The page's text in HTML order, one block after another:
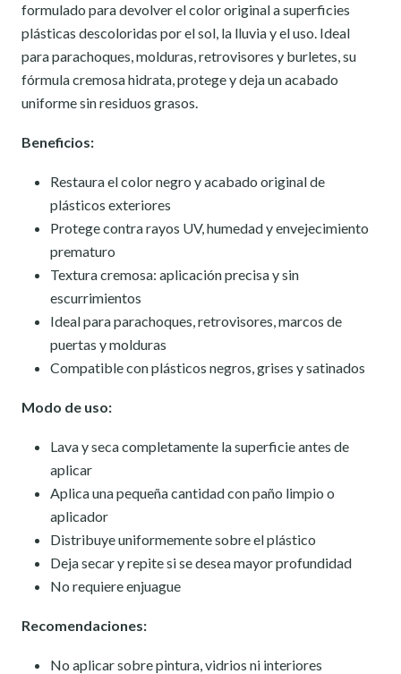
formulado para devolver el color original a superficies
plásticas descoloridas por el sol, la lluvia y el uso. Ideal
para parachoques, molduras, retrovisores y burletes, su
fórmula cremosa hidrata, protege y deja un acabado
uniforme sin residuos grasos.
Beneficios:
Restaura el color negro y acabado original de
plásticos exteriores
Protege contra rayos UV, humedad y envejecimiento
prematuro
Textura cremosa: aplicación precisa y sin
escurrimientos
Ideal para parachoques, retrovisores, marcos de
puertas y molduras
Compatible con plásticos negros, grises y satinados
Modo de uso:
Lava y seca completamente la superficie antes de
aplicar
Aplica una pequeña cantidad con paño limpio o
aplicador
Distribuye uniformemente sobre el plástico
Deja secar y repite si se desea mayor profundidad
No requiere enjuague
Recomendaciones:
No aplicar sobre pintura, vidrios ni interiores